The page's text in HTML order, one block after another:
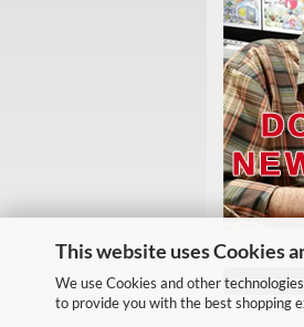
This website uses Cookies
We use Cookies and other
to provide you with the best shopping